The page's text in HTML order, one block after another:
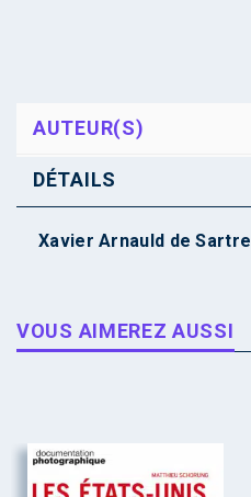
AUTEUR(S)
DÉTAILS
Xavier Arnauld de Sartre
VOUS AIMEREZ AUSSI